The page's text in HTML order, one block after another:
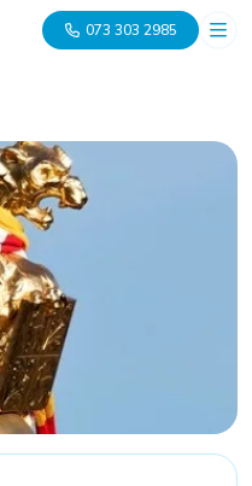
073 303 2985